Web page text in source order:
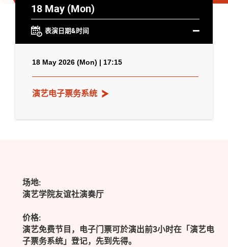
18 May (Mon)
表演日期&时间
18 May 2026 (Mon) | 17:15
演艺电子票务系统
场地:
演艺学院友谊社演奏厅
价格:
演艺免费节目，电子门票可於演出前3小时在「演艺电
子票务系统」登记，先到先得。